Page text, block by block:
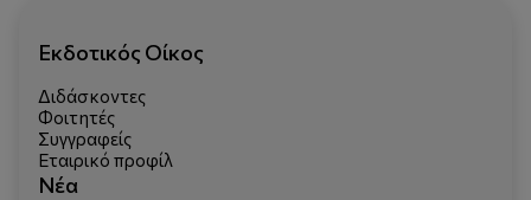
Εκδοτικός Οίκος
Διδάσκοντες
Φοιτητές
Συγγραφείς
Εταιρικό προφίλ
Νέα